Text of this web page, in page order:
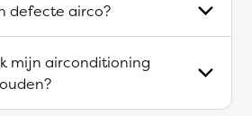
defecte airco?
mijn airconditioning